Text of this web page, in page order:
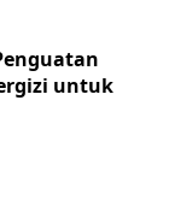
untuk